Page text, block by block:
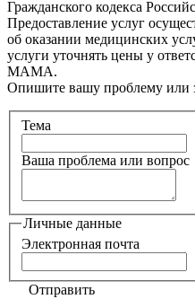
Гражданского кодекса
Предоставление услуг
об оказании медицинских
услуги уточнять цены у
МАМА.
Опишите вашу проблему или
Тема
Ваша проблема или вопрос
Личные данные
Электронная почта
Отправить